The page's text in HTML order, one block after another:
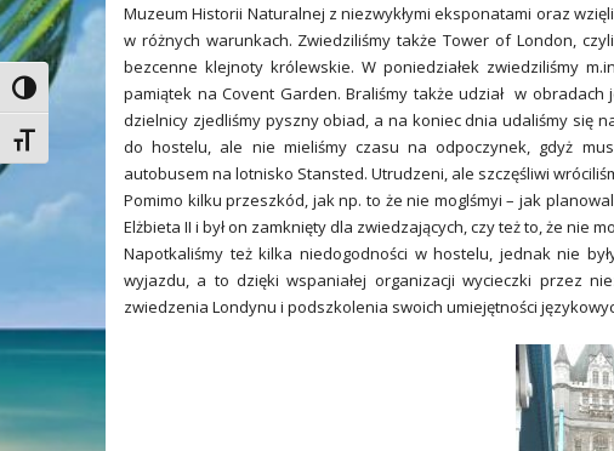
Toggle High Contrast
Toggle Font size
Muzeum Historii Naturalnej z niezwykłymi eksponatami oraz
w różnych warunkach. Zwiedziliśmy także Tower of London,
bezcenne klejnoty królewskie. W poniedziałek zwiedziliśmy
pamiątek na Covent Garden. Braliśmy także udział w
dzielnicy zjedliśmy pyszny obiad, a na koniec dnia udaliśmy się
do hostelu, ale nie mieliśmy czasu na odpoczynek, gdyż
autobusem na lotnisko Stansted. Utrudzeni, ale szczęśliwi
Pomimo kilku przeszkód, jak np. to że nie moglśmyi – jak
Elżbieta II i był on zamknięty dla zwiedzających, czy też to, że nie
Napotkaliśmy też kilka niedogodności w hostelu, jednak nie
wyjazdu, a to dzięki wspaniałej organizacji wycieczki przez
zwiedzenia Londynu i podszkolenia swoich umiejętności